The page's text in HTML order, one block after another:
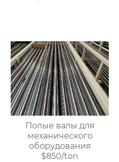
$900/Ton
Полые валы для
механического
оборудования
$850/ton